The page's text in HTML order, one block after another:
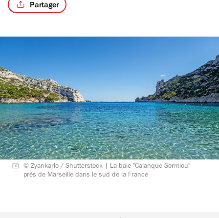
Partager
© Zyankarlo / Shutterstock | La baie "Calanque Sormiou"
près de Marseille dans le sud de la France